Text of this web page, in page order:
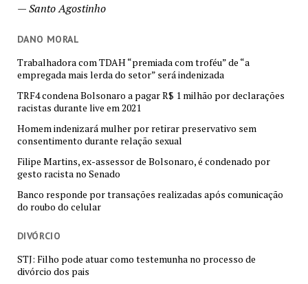
—Santo Agostinho
DANO MORAL
Trabalhadora com TDAH “premiada com troféu” de “a
empregada mais lerda do setor” será indenizada
TRF4 condena Bolsonaro a pagar R$ 1 milhão por declarações
racistas durante live em 2021
Homem indenizará mulher por retirar preservativo sem
consentimento durante relação sexual
Filipe Martins, ex-assessor de Bolsonaro, é condenado por
gesto racista no Senado
Banco responde por transações realizadas após comunicação
do roubo do celular
DIVÓRCIO
STJ: Filho pode atuar como testemunha no processo de
divórcio dos pais